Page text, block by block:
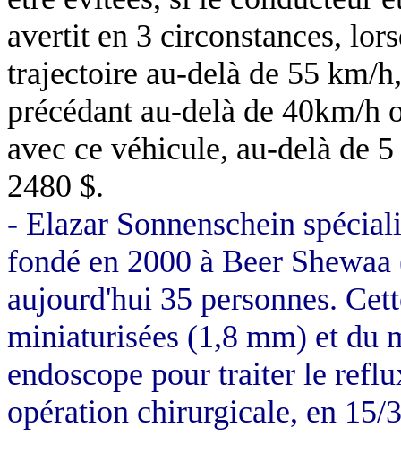
avertit en 3 circonstances,
trajectoire au-delà de 55 km/h
précédant au-delà de 40km/h
avec ce véhicule, au-delà de
2480 $.
- Elazar Sonnenschein
fondé en 2000 à Beer
aujourd'hui 35 personnes.
miniaturisées (1,8 mm) et du
endoscope pour traiter le
opération chirurgicale, en 15/